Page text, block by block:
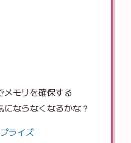
メモリを確保する
にならなくなるかな？
ライズ